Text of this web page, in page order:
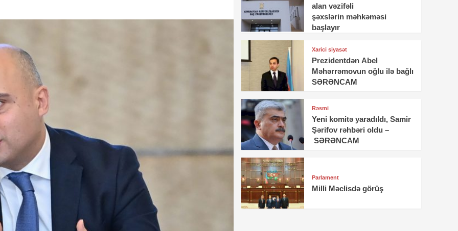
alan vəzifəli
şəxslərin məhkəməsi
başlayır
Xarici siyasət
Prezidentdən Abel
Məhərrəmovun oğlu ilə bağlı
SƏRƏNCAM
Rəsmi
Yeni komitə yaradıldı, Samir
Şərifov rəhbəri oldu –
SƏRƏNCAM
Parlament
Milli Məclisdə görüş